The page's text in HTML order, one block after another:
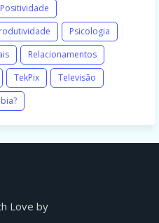
Positividade
Psicologia
Relacionamentos
TekPix
Televisão
Love by